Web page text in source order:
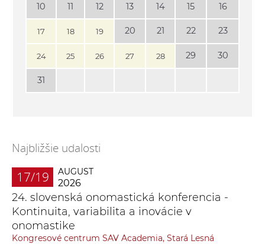
10 11 12 13 14 15 16
17 18 19 20 21 22 23
24 25 26 27 28 29 30
31
Najbližšie udalosti
17/19 AUGUST
2026
24. slovenská onomastická konferencia -
Kontinuita, variabilita a inovácie v
onomastike
Kongresové centrum SAV Academia, Stará Lesná